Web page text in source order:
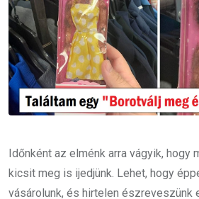
Időnként az elménk arra vágyik, hogy
kicsit meg is ijedjünk. Lehet, hogy
vásárolunk, és hirtelen észreveszünk